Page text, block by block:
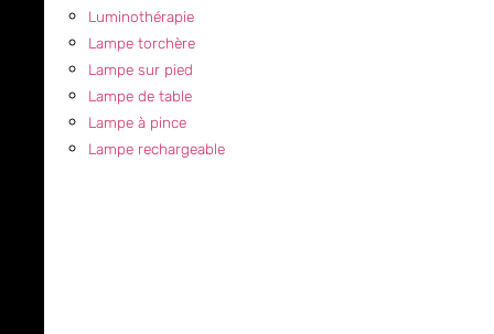
Luminothérapie
Lampe torchère
Lampe sur pied
Lampe de table
Lampe à pince
Lampe rechargeable